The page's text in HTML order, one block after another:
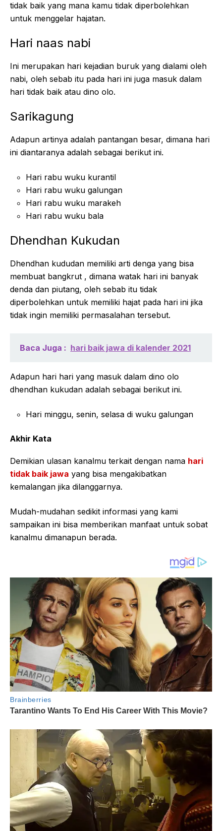
tidak baik yang mana kamu tidak diperbolehkan
untuk menggelar hajatan.
Hari naas nabi
Ini merupakan hari kejadian buruk yang dialami oleh
nabi, oleh sebab itu pada hari ini juga masuk dalam
hari tidak baik atau dino olo.
Sarikagung
Adapun artinya adalah pantangan besar, dimana hari
ini diantaranya adalah sebagai berikut ini.
Hari rabu wuku kurantil
Hari rabu wuku galungan
Hari rabu wuku marakeh
Hari rabu wuku bala
Dhendhan Kukudan
Dhendhan kududan memiliki arti denga yang bisa
membuat bangkrut , dimana watak hari ini banyak
denda dan piutang, oleh sebab itu tidak
diperbolehkan untuk memiliki hajat pada hari ini jika
tidak ingin memiliki permasalahan tersebut.
Baca Juga : hari baik jawa di kalender 2021
Adapun hari hari yang masuk dalam dino olo
dhendhan kukudan adalah sebagai berikut ini.
Hari minggu, senin, selasa di wuku galungan
Akhir Kata
Demikian ulasan kanalmu terkait dengan nama hari
tidak baik jawa yang bisa mengakibatkan
kemalangan jika dilanggarnya.
Mudah-mudahan sedikit informasi yang kami
sampaikan ini bisa memberikan manfaat untuk sobat
kanalmu dimanapun berada.